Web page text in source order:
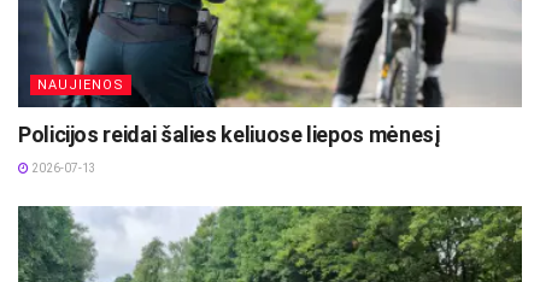
NAUJIENOS
Policijos reidai šalies keliuose liepos mėnesį
2026-07-13